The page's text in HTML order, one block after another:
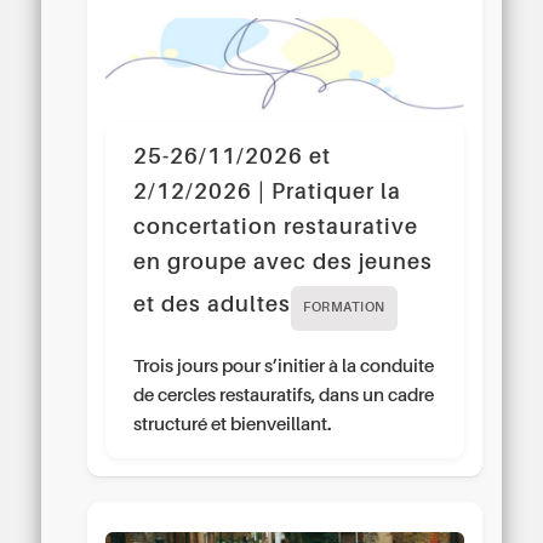
25-26/11/2026 et
2/12/2026 | Pratiquer la
concertation restaurative
en groupe avec des jeunes
et des adultes
FORMATION
Trois jours pour s’initier à la conduite
de cercles restauratifs, dans un cadre
structuré et bienveillant.